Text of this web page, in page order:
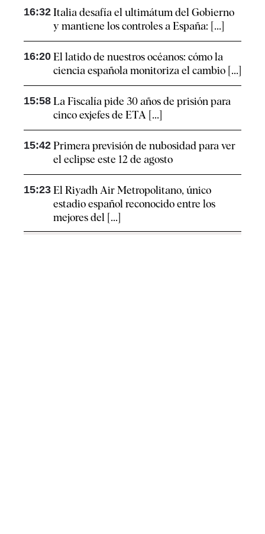
16:32 Italia desafía el ultimátum del Gobierno
y mantiene los controles a España: [...]
16:20 El latido de nuestros océanos: cómo la
ciencia española monitoriza el cambio [...]
15:58 La Fiscalía pide 30 años de prisión para
cinco exjefes de ETA [...]
15:42 Primera previsión de nubosidad para ver
el eclipse este 12 de agosto
15:23 El Riyadh Air Metropolitano, único
estadio español reconocido entre los
mejores del [...]